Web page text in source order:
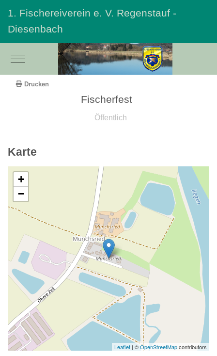
1. Fischereiverein e. V. Regenstauf -
Diesenbach
Mobile Menu Toggle
Drucken
Fischerfest
Öffentlich
Karte
+
−
Leaflet| ©OpenStreetMapcontributors